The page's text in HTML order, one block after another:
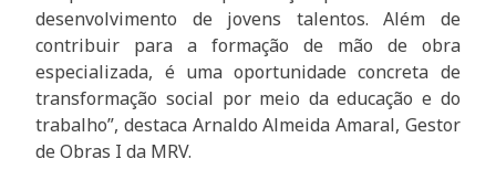
desenvolvimento de jovens talentos. Além de
contribuir para a formação de mão de obra
especializada, é uma oportunidade concreta de
transformação social por meio da educação e do
trabalho”, destaca Arnaldo Almeida Amaral, Gestor
de Obras I da MRV.